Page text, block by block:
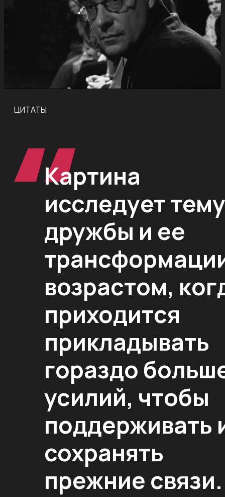
ЦИТАТЫ
Картина
исследует тему
дружбы и ее
возрастом,
приходится
прикладывать
гораздо
усилий, чтобы
поддерживать
сохранять
прежние связи.